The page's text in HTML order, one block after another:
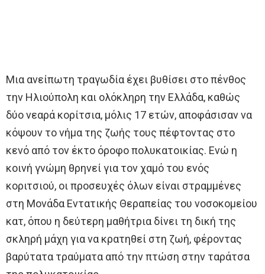
Μια ανείπωτη τραγωδία έχει βυθίσει στο πένθος
την Ηλιούπολη και ολόκληρη την Ελλάδα, καθώς
δύο νεαρά κορίτσια, μόλις 17 ετών, αποφάσισαν να
κόψουν το νήμα της ζωής τους πέφτοντας στο
κενό από τον έκτο όροφο πολυκατοικίας. Ενώ η
κοινή γνώμη θρηνεί για τον χαμό του ενός
κοριτσιού, οι προσευχές όλων είναι στραμμένες
στη Μονάδα Εντατικής Θεραπείας του νοσοκομείου
κατ, όπου η δεύτερη μαθήτρια δίνει τη δική της
σκληρή μάχη για να κρατηθεί στη ζωή, φέροντας
βαρύτατα τραύματα από την πτώση στην ταράτσα